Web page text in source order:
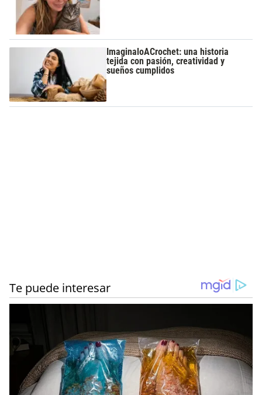
ImaginaloACrochet: una historia
tejida con pasión, creatividad y
sueños cumplidos